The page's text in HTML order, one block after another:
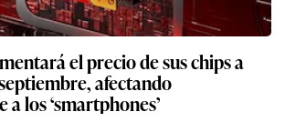
el precio de sus chips a
afectando
los ‘smartphones’